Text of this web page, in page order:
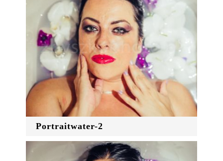
Portraitwater-2